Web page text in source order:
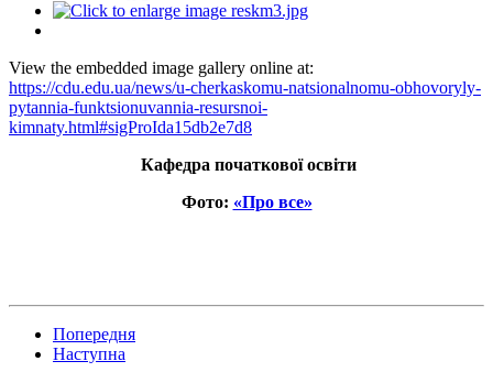
View the embedded image gallery online at:
https://cdu.edu.ua/news/u-cherkaskomu-natsionalnomu-obhovoryly-
pytannia-funktsionuvannia-resursnoi-
kimnaty.html#sigProIda15db2e7d8
Кафедра початкової освіти
Фото: «Про все»
Попередня
Наступна